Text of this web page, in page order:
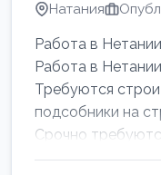
Натания
Работа в
Работа в
Требуются
подсобники на
Срочно